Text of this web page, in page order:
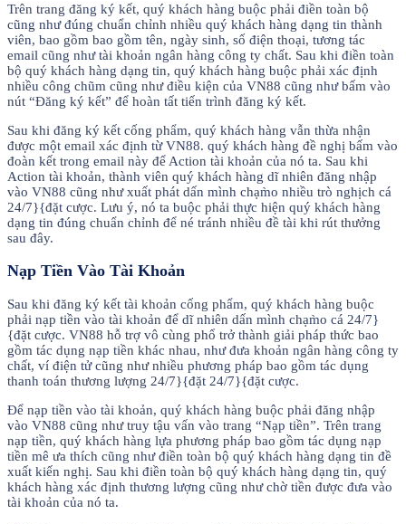
Trên trang đăng ký kết, quý khách hàng buộc phải điền toàn bộ
cũng như đúng chuẩn chỉnh nhiều quý khách hàng dạng tin thành
viên, bao gồm bao gồm tên, ngày sinh, số điện thoại, tương tác
email cũng như tài khoản ngân hàng công ty chất. Sau khi điền toàn
bộ quý khách hàng dạng tin, quý khách hàng buộc phải xác định
nhiều công chũm cũng như điều kiện của VN88 cũng như bấm vào
nút “Đăng ký kết” để hoàn tất tiến trình đăng ký kết.
Sau khi đăng ký kết cống phẩm, quý khách hàng vẫn thừa nhận
được một email xác định từ VN88. quý khách hàng đề nghị bấm vào
đoàn kết trong email này để Action tài khoản của nó ta. Sau khi
Action tài khoản, thành viên quý khách hàng dĩ nhiên đăng nhập
vào VN88 cũng như xuất phát dấn mình chạm̀o nhiều trò nghịch cá
24/7}{đặt cược. Lưu ý, nó ta buộc phải thực hiện quý khách hàng
dạng tin đúng chuẩn chỉnh để né tránh nhiều đề tài khi rút thưởng
sau đây.
Nạp Tiền Vào Tài Khoản
Sau khi đăng ký kết tài khoản cống phẩm, quý khách hàng buộc
phải nạp tiền vào tài khoản để dĩ nhiên dấn mình chạm̀o cá 24/7}
{đặt cược. VN88 hỗ trợ vô cùng phổ trở thành giải pháp thức bao
gồm tác dụng nạp tiền khác nhau, như đưa khoản ngân hàng công ty
chất, ví điện tử cũng như nhiều phương pháp bao gồm tác dụng
thanh toán thương lượng 24/7}{đặt 24/7}{đặt cược.
Để nạp tiền vào tài khoản, quý khách hàng buộc phải đăng nhập
vào VN88 cũng như truy tậu vấn vào trang “Nạp tiền”. Trên trang
nạp tiền, quý khách hàng lựa phương pháp bao gồm tác dụng nạp
tiền mê ưa thích cũng như điền toàn bộ quý khách hàng dạng tin đề
xuất kiến nghị. Sau khi điền toàn bộ quý khách hàng dạng tin, quý
khách hàng xác định thương lượng cũng như chờ tiền được đưa vào
tài khoản của nó ta.